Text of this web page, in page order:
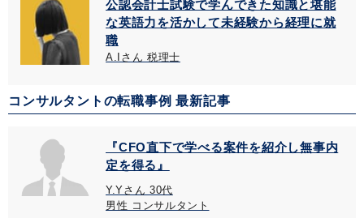
公認会計士試験で学んできた知識と堪能
な英語力を活かして未経験から経理に就
職
A.Iさん 税理士
コンサルタントの転職事例 最新記事
『CFO直下で学べる案件を紹介し無事内
定を得る』
Y.Yさん 30代
男性 コンサルタント